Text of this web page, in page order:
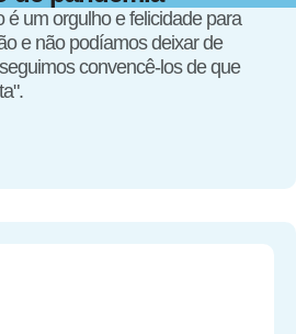
é um orgulho e felicidade para
e não podíamos deixar de
convencê-los de que